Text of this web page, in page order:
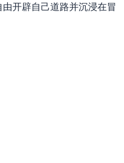
开辟自己道路并沉浸在冒